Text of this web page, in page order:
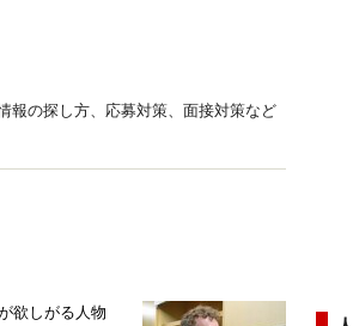
報の探し方、応募対策、面接対策など
欲しがる人物